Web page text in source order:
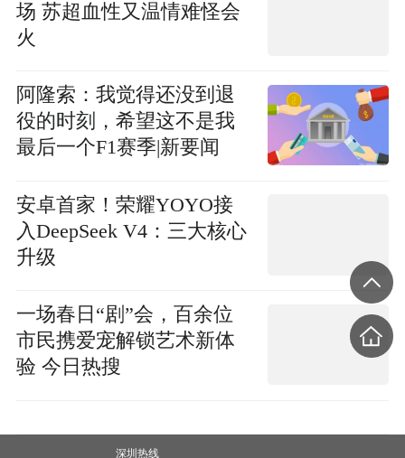
场 苏超血性又温情难怪会
火
阿隆索：我觉得还没到退
役的时刻，希望这不是我
最后一个F1赛季|新要闻
安卓首家！荣耀YOYO接
入DeepSeek V4：三大核心
升级
一场春日“剧”会，百余位
市民携爱宠解锁艺术新体
验 今日热搜
深圳热线